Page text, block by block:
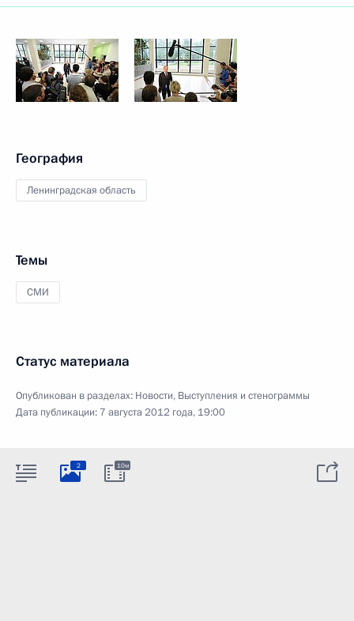
География
Ленинградская область
Темы
СМИ
Статус материала
Опубликован в разделах: Новости, Выступления и стенограммы
Дата публикации: 7 августа 2012 года, 19:00
2 10м